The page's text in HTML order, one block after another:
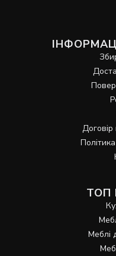
Договір
ТОП
Меблі